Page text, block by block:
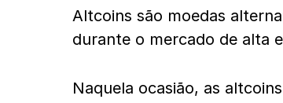
Altcoins são moedas
durante o mercado de alta
Naquela ocasião, as